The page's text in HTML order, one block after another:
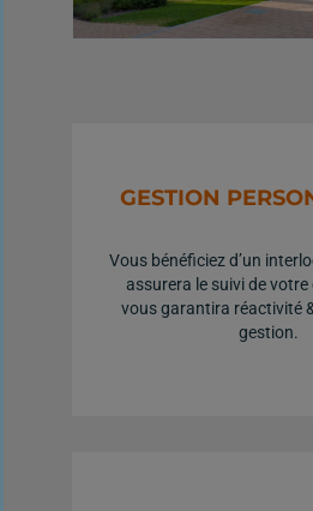
GESTION
Vous bénéficiez d’un
assurera le suivi de
vous garantira réactivité
gestion.